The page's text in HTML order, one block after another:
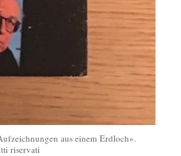
aus einem Erdloch».
riservati